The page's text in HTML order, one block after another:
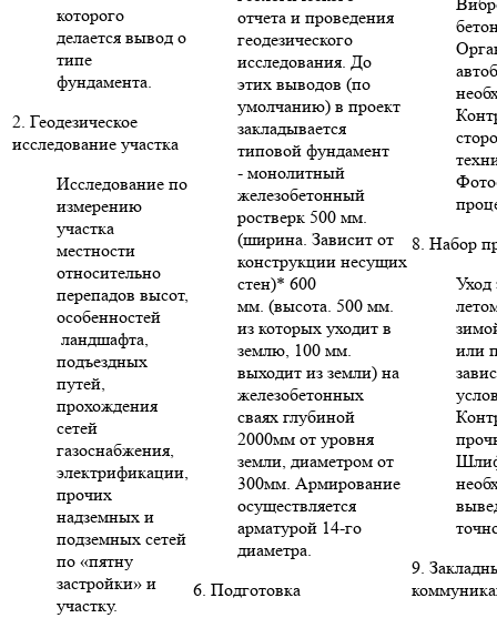
которого
делается вывод о
типе
фундамента.
2. Геодезическое
исследование участка
Исследование по
измерению
участка
местности
относительно
перепадов высот,
особенностей
ландшафта,
подъездных
путей,
прохождения
сетей
газоснабжения,
электрификации,
прочих
надземных и
подземных сетей
по «пятну
застройки» и
участку.
отчета и проведения
геодезического
исследования. До
этих выводов (по
умолчанию) в проект
закладывается
типовой фундамент
- монолитный
железобетонный
ростверк 500 мм.
(ширина. Зависит от
конструкции несущих
стен)* 600
мм. (высота. 500 мм.
из которых уходит в
землю, 100 мм.
выходит из земли) на
железобетонных
сваях глубиной
2000мм от уровня
земли, диаметром от
300мм. Армирование
осуществляется
арматурой 14-го
диаметра.
6. Подготовка
8. Набор
Уход
или
9.